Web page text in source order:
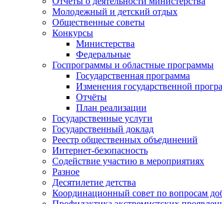
Молодежный и детский отдых
Общественные советы
Конкурсы
Министерства
Федеральные
Госпрограммы и областные программы
Государственная программа
Изменения государственной
Отчёты
План реализации
Государственные услуги
Государственный доклад
Реестр общественных объединений
Интернет-безопасность
Содействие участию в мероприятиях
Разное
Десятилетие детства
Координационный совет по вопросам